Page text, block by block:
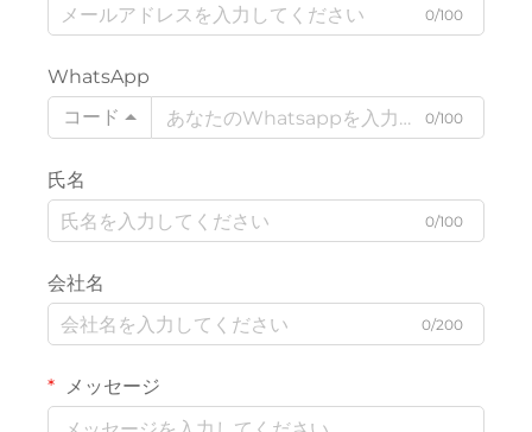
0/100
WhatsApp
コード
0/100
氏名
0/100
会社名
0/200
メッセージ